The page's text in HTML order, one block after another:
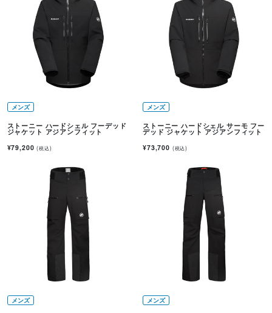
メンズ
ストーニー ハードシェル フーデッド
ジャケット アジアンフィット
¥79,200(税込)
メンズ
ストーニー ハードシェル サーモ フー
デッド ジャケット アジアンフィット
¥73,700 (税込)
メンズ メンズ